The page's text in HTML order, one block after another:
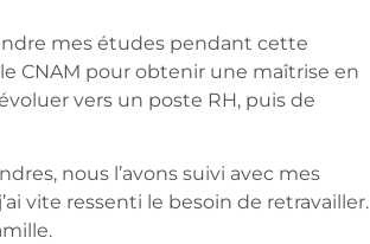
mes études pendant cette
CNAM pour obtenir une maîtrise en
vers un poste RH, puis de
nous l’avons suivi avec mes
vite ressenti le besoin de retravailler.